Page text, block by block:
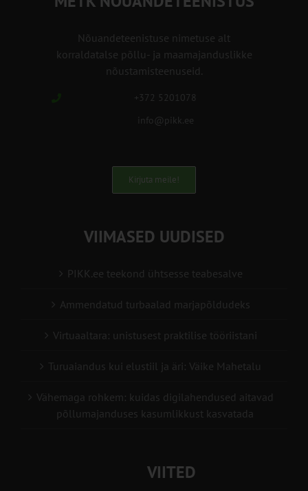
Nõuandeteenistuse nimetuse alt
korraldatalse põllu- ja maamajanduslikke
nõustamisteenuseid.
+372 5201078
info@pikk.ee
Kirjuta meile!
VIIMASED UUDISED
PIKK.ee teekond ühtsesse teabesalve
Ammendatud turbaalad marjapõldudeks
Virtuaaltara: unistusest praktilise tööriistani
Turuaiandus kui elustiil ja äri: Väike Mahetalu
Vähemaga rohkem: kuidas digilahendused aitavad
põllumajanduses kasumlikkust kasvatada
VIITED